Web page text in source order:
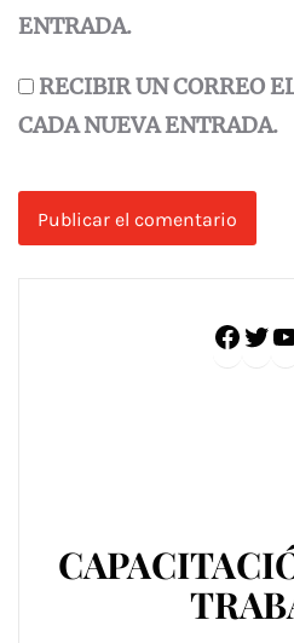
ENTRADA.
RECIBIR UN CORREO
CADA NUEVA ENTRADA.